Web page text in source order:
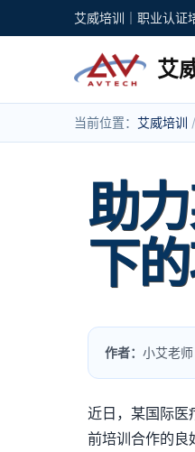
艾威培训｜职业认证
艾
当前位置： 艾威培训
助
下
作者：小艾老
近日，某国际医
前培训合作的良